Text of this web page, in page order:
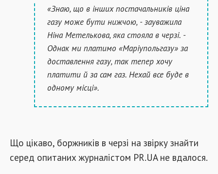
«Знаю, що в інших постачальників ціна
газу може бути нижчою, - зауважила
Ніна Метелькова, яка стояла в черзі. -
Однак ми платимо «Маріупольгазу» за
доставлення газу, так тепер хочу
платити й за сам газ. Нехай все буде в
одному місці».
Що цікаво, боржників в черзі на звірку знайти
серед опитаних журналістом PR.UA не вдалося.